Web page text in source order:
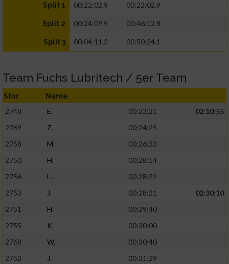
Split 1 00:22:02.9 00:22:02.9
Split 2 00:24:09.9 00:46:12.8
Split 3 00:04:11.2 00:50:24.1
Team Fuchs Lubritech / 5er Team
Stnr Name
2748 E. 00:23:21
02:10:55
2769
Z.
00:24:25
2758
M.
00:26:33
2750
H.
00:28:14
2756
L.
00:28:22
2753
J. 00:28:21
02:30:10
2751
H.
00:29:40
2755
K.
00:30:00
2768
W.
00:30:40
2752
J.
00:31:29